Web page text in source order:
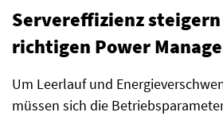
Servereffizienz steigern
richtigen Power
Um Leerlauf und
müssen sich die